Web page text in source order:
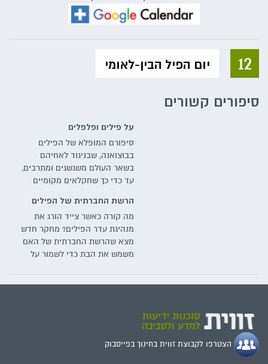
12 יום הפיל הבין-לאומי
סיפורים קשורים
על פילים ופלפלים
סיפורם המופלא של הפילים
בבוצואנה, שבניגוד לאחיהם
בשאר העולם משגשגים ומתרבים,
עד כדי כך שחקלאים מקומיים
להרחיק אותם משדותיהם
הרשת החברתית של הפילים
מה קורה כאשר צייד הורג את
מנהיגת עדר הפילים? מחקר חדש
מצא שהרשת החברתית של האם
משמש את הבת כדי לשמור על
הצטרפו לקבוצת זווית בחינוך בפייסבוק